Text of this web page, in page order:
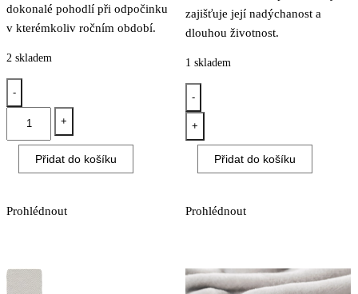
dokonalé pohodlí při odpočinku
v kterémkoliv ročním období.
2 skladem
-
bavlny
2655/690
množství
+
Přidat do košíku
Prohlédnout
zajišťuje její nadýchanost a
dlouhou životnost.
1 skladem
-
Deka
Ibena
150x200cm
+
Přidat do košíku
Prohlédnout